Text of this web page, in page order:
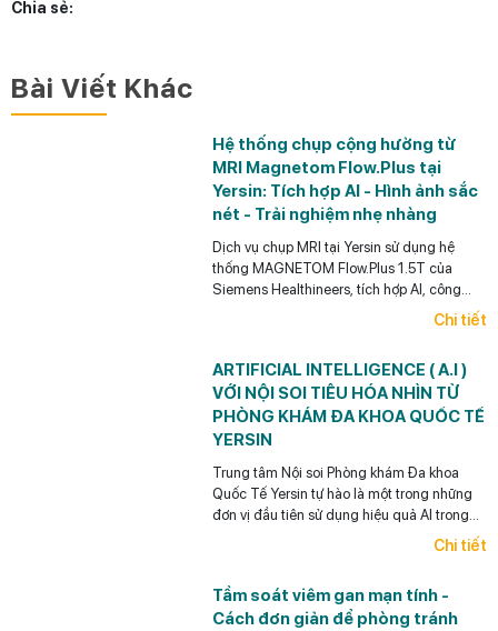
Chia sẻ:
Bài Viết Khác
Hệ thống chụp cộng hưởng từ
MRI Magnetom Flow.Plus tại
Yersin: Tích hợp AI - Hình ảnh sắc
nét - Trải nghiệm nhẹ nhàng
Dịch vụ chụp MRI tại Yersin sử dụng hệ
thống MAGNETOM Flow.Plus 1.5T của
Siemens Healthineers, tích hợp AI, công
nghệ Deep Resolve, khử tiếng ồn và tối ưu
Chi tiết
ARTIFICIAL INTELLIGENCE ( A.I )
VỚI NỘI SOI TIÊU HÓA NHÌN TỪ
PHÒNG KHÁM ĐA KHOA QUỐC TẾ
YERSIN
Trung tâm Nội soi Phòng khám Đa khoa
Quốc Tế Yersin tự hào là một trong những
đơn vị đầu tiên sử dụng hiệu quả AI trong
Chi tiết
Tầm soát viêm gan mạn tính -
Cách đơn giản để phòng tránh